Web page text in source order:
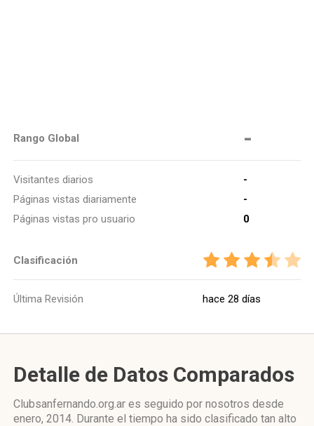
Rango Global -
Visitantes diarios
-
Páginas vistas diariamente
-
Páginas vistas pro usuario
0
Clasificación
Última Revisión hace 28 días
Detalle de Datos Comparados
Clubsanfernando.org.ar es seguido por nosotros desde
enero, 2014. Durante el tiempo ha sido clasificado tan alto